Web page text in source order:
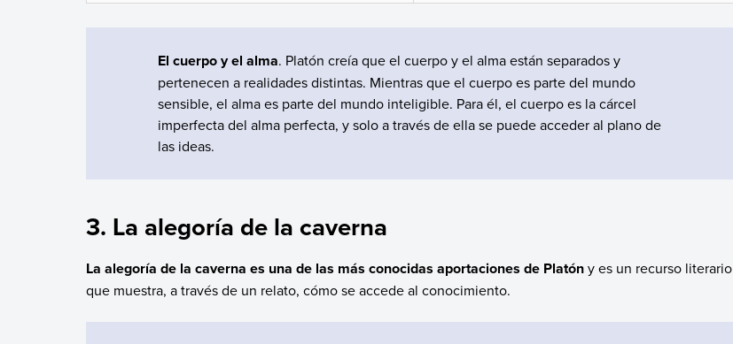
El cuerpo y el alma. Platón creía que el cuerpo y el alma están separados y
pertenecen a realidades distintas. Mientras que el cuerpo es parte del mundo
sensible, el alma es parte del mundo inteligible. Para él, el cuerpo es la cárcel
imperfecta del alma perfecta, y solo a través de ella se puede acceder al plano de
las ideas.
3. La alegoría de la caverna
La alegoría de la caverna es una de las más conocidas aportaciones de Platóny es un recurso literario
que muestra, a través de un relato, cómo se accede al conocimiento.